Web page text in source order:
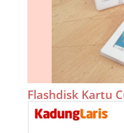
Flashdisk Kartu